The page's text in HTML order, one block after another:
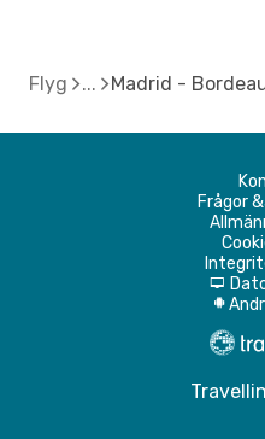
Flyg Madrid -
Frågor
d
A